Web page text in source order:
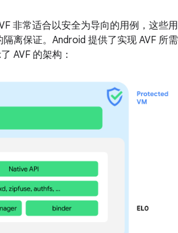
非常适合以安全为导向的用例，这些用
离保证。Android 提供了实现 AVF 所需
AVF 的架构：